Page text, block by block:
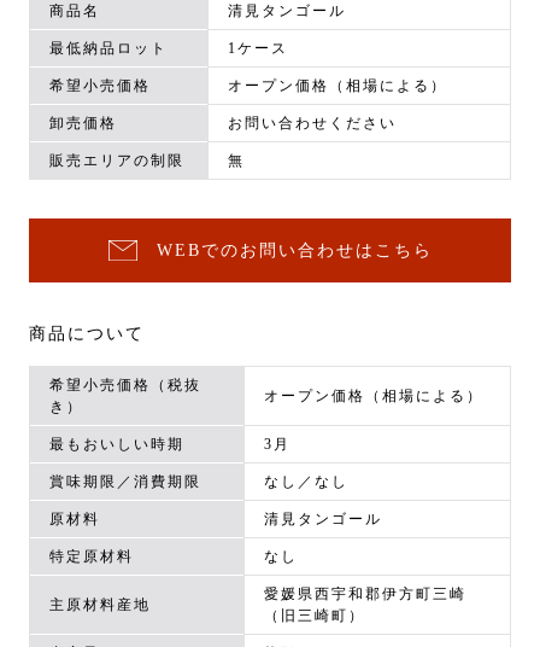
商品名 清見タンゴール
最低納品ロット 1ケース
希望小売価格 オープン価格（相場による）
卸売価格 お問い合わせください
販売エリアの制限 無
WEBでのお問い合わせはこちら
商品について
希望小売価格（税抜
き）
オープン価格（相場による）
最もおいしい時期 3月
賞味期限／消費期限 なし／なし
原材料 清見タンゴール
特定原材料 なし
主原材料産地
愛媛県西宇和郡伊方町三崎
（旧三崎町）